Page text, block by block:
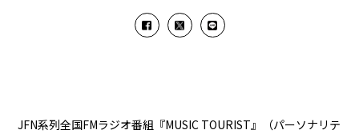
JFN系列全国FMラジオ番組『MUSIC TOURIST』（パーソナリテ